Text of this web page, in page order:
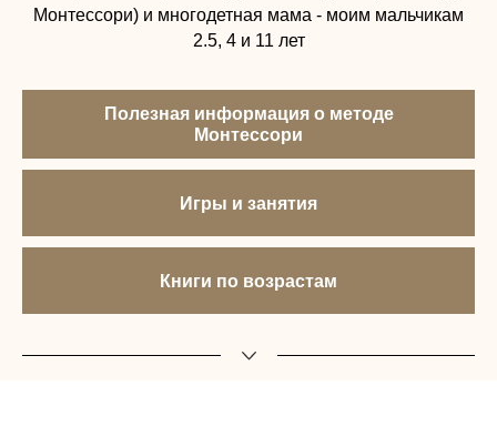
Монтессори) и многодетная мама - моим мальчикам
2.5, 4 и 11 лет
Полезная информация о методе
Монтессори
Игры и занятия
Книги по возрастам